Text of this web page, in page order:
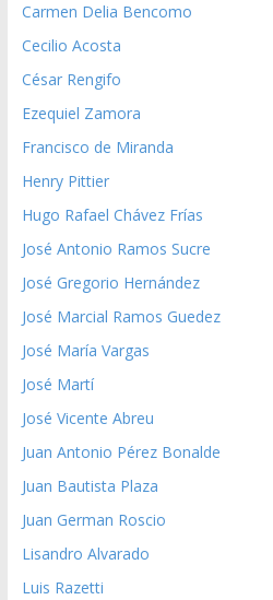
Carmen Delia Bencomo
Cecilio Acosta
César Rengifo
Ezequiel Zamora
Francisco de Miranda
Henry Pittier
Hugo Rafael Chávez Frías
José Antonio Ramos Sucre
José Gregorio Hernández
José Marcial Ramos Guedez
José María Vargas
José Martí
José Vicente Abreu
Juan Antonio Pérez Bonalde
Juan Bautista Plaza
Juan German Roscio
Lisandro Alvarado
Luis Razetti